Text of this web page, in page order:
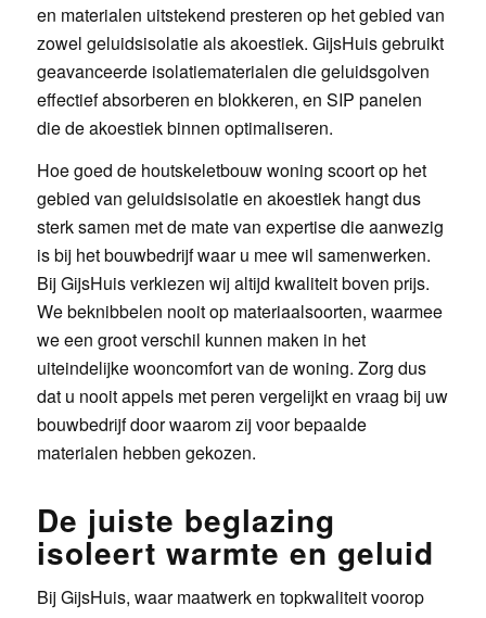
en materialen uitstekend presteren op het gebied van
zowel geluidsisolatie als akoestiek. GijsHuis gebruikt
geavanceerde isolatiematerialen die geluidsgolven
effectief absorberen en blokkeren, en SIP panelen
die de akoestiek binnen optimaliseren.
Hoe goed de houtskeletbouw woning scoort op het
gebied van geluidsisolatie en akoestiek hangt dus
sterk samen met de mate van expertise die aanwezig
is bij het bouwbedrijf waar u mee wil samenwerken.
Bij GijsHuis verkiezen wij altijd kwaliteit boven prijs.
We beknibbelen nooit op materiaalsoorten, waarmee
we een groot verschil kunnen maken in het
uiteindelijke wooncomfort van de woning. Zorg dus
dat u nooit appels met peren vergelijkt en vraag bij uw
bouwbedrijf door waarom zij voor bepaalde
materialen hebben gekozen.
De juiste beglazing
isoleert warmte en geluid
Bij GijsHuis, waar maatwerk en topkwaliteit voorop